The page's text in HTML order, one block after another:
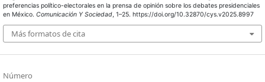
preferencias político-electorales en la prensa de opinión sobre los debates presidenciales
en México. Comunicación Y Sociedad, 1–25. https://doi.org/10.32870/cys.v2025.8997
Más formatos de cita
Número